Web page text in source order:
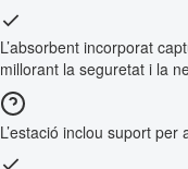
L’absorbent incorporat
millorant la seguretat i la
L’estació inclou suport per